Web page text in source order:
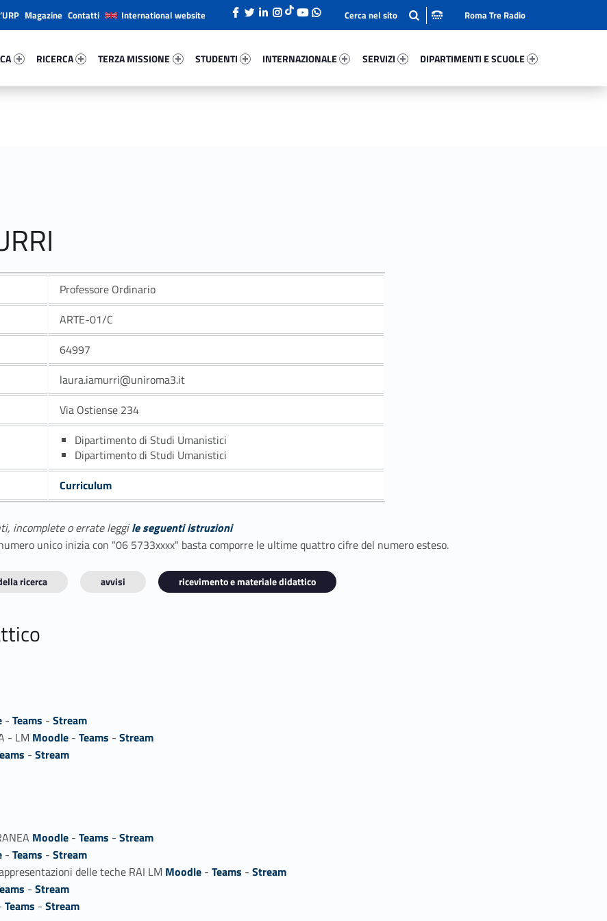
RICERCA
TERZA MISSIONE
STUDENTI
INTERNAZIONALE
SERVIZI
DIPARTIMENTI E SCUOLE
Magazine Contatti International website Roma Tre Radio
Professore Ordinario
ARTE-01/C
64997
laura.iamurri@uniroma3.it
Via Ostiense 234
Dipartimento di Studi Umanistici
Dipartimento di Studi Umanistici
Curriculum
incomplete o errate leggile seguenti istruzioni
unico inizia con "06 5733xxxx" basta comporre le ultime quattro cifre del numero esteso.
ricerca avvisi ricevimento e materiale didattico
-Teams -Stream
- LM Moodle -Teams -Stream
-Stream
Moodle -Teams -Stream
-Teams -Stream
delle teche RAI LM Moodle -Teams -Stream
-Stream
Teams -Stream